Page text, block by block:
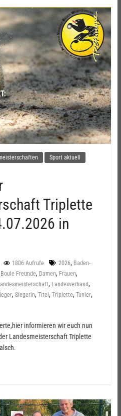
Sport aktuell
Triplette
in
1806 Aufrufe 2026, Baden-
Boule Freunde, Damen, Frauen,
, Landesverband,
, Siegerin, Titel , Triplette, Tunier,
informieren wir euch nun
Landesmeisterschaft Triplette